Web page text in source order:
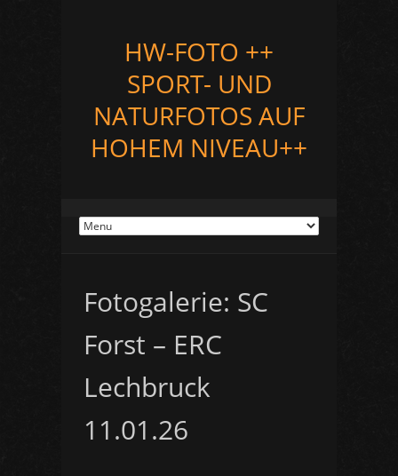
HW-FOTO ++
SPORT- UND
NATURFOTOS AUF
HOHEM NIVEAU++
Fotogalerie: SC
Forst – ERC
Lechbruck
11.01.26